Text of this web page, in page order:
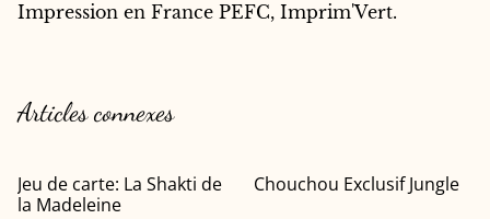
Impression en France PEFC, Imprim'Vert.
Articles connexes
Jeu de carte: La Shakti de
la Madeleine
Chouchou Exclusif Jungle